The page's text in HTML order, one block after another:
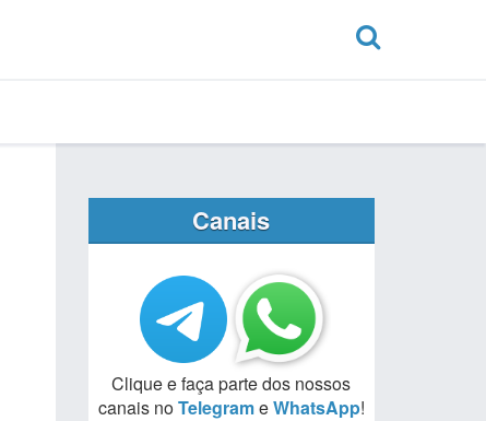
Canais
Clique e faça parte dos nossos
canais noTelegrameWhatsApp!